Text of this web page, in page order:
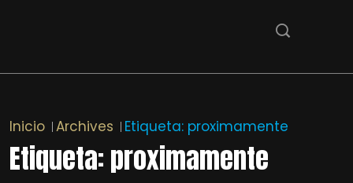
Inicio Archives Etiqueta: proximamente
Etiqueta:proximamente